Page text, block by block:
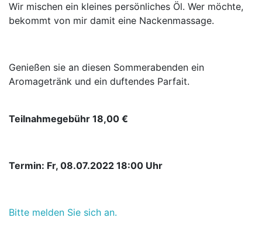
Wir mischen ein kleines persönliches Öl. Wer möchte,
bekommt von mir damit eine Nackenmassage.
Genießen sie an diesen Sommerabenden ein
Aromagetränk und ein duftendes Parfait.
Teilnahmegebühr 18,00 €
Termin: Fr, 08.07.2022 18:00 Uhr
Bitte melden Sie sich an.